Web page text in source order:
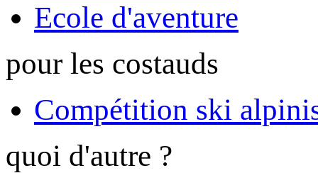
Ecole d'aventure
pour les costauds
Compétition ski
quoi d'autre ?